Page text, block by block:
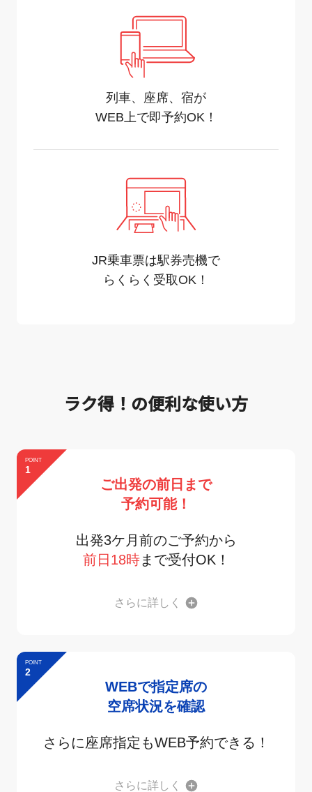
列車、座席、宿が
WEB上で即予約OK！
JR乗車票は駅券売機で
らくらく受取OK！
ラク得！の便利な使い方
POINT
1
ご出発の前日まで
予約可能！
出発3ケ月前のご予約から
前日18時まで受付OK！
さらに詳しく
POINT
2
WEBで指定席の
空席状況を確認
さらに座席指定もWEB予約できる！
さらに詳しく